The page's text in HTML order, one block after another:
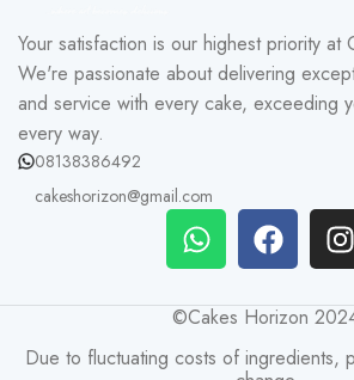
Your satisfaction is our highest priority at
We're passionate about delivering
and service with every cake, exceeding
every way.
08138386492
cakeshorizon@gmail.com
©Cakes Horizon
Due to fluctuating costs of ingredients,